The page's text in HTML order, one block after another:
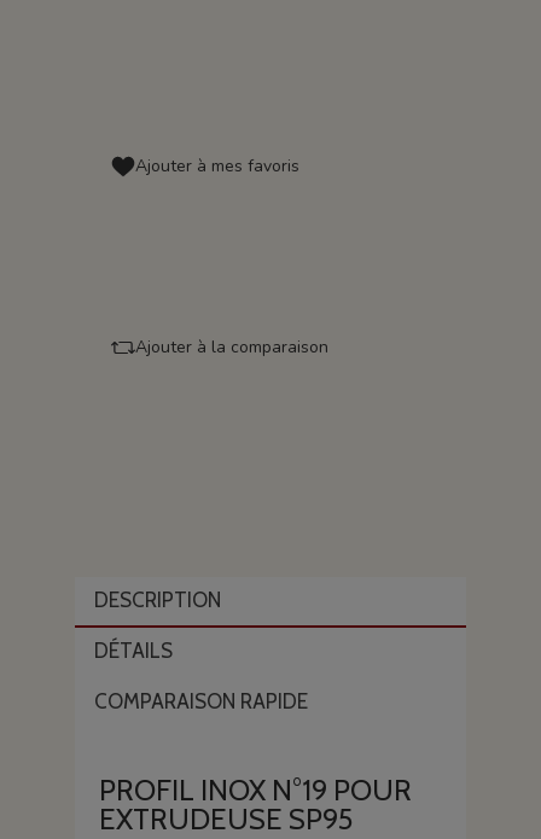
Ajouter à mes favoris
Ajouter à la comparaison
DESCRIPTION
DÉTAILS
COMPARAISON RAPIDE
PROFIL INOX N°19 POUR
EXTRUDEUSE SP95